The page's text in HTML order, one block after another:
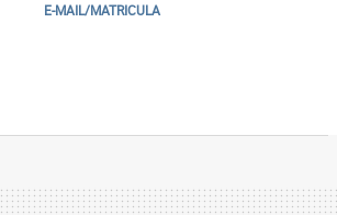
E-MAIL/MATRICULA